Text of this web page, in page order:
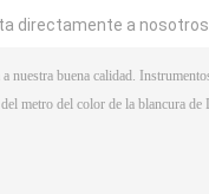
directamente a nosotros